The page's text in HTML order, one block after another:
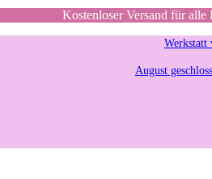
Kostenloser Versand für
Werkstatt
August